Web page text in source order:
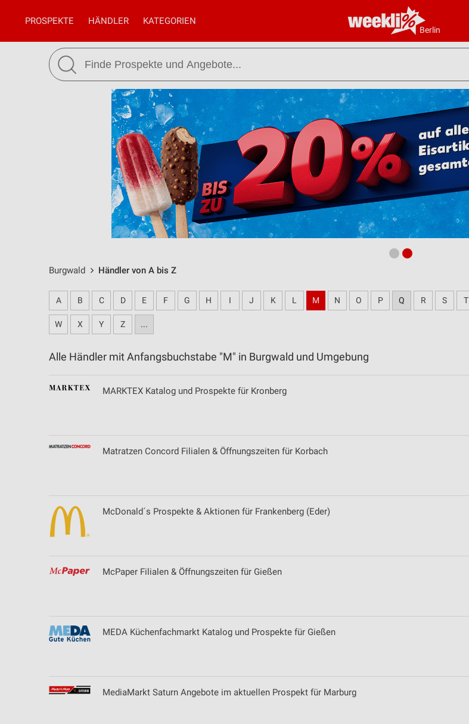
Berlin
PROSPEKTE HÄNDLER KATEGORIEN
Burgwald Händler von A bis Z
A B C D E F G H I J K L M N O P Q R S T
W X Y Z ...
Alle Händler mit Anfangsbuchstabe "M" in Burgwald und Umgebung
MARKTEX Katalog und Prospekte für Kronberg
Matratzen Concord Filialen & Öffnungszeiten für Korbach
McDonald´s Prospekte & Aktionen für Frankenberg (Eder)
McPaper Filialen & Öffnungszeiten für Gießen
MEDA Küchenfachmarkt Katalog und Prospekte für Gießen
MediaMarkt Saturn Angebote im aktuellen Prospekt für Marburg